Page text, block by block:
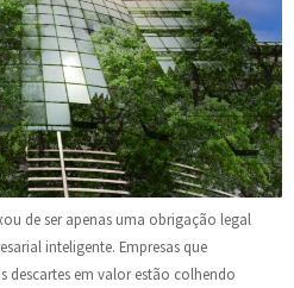
de ser apenas uma obrigação legal
inteligente. Empresas que
descartes em valor estão colhendo